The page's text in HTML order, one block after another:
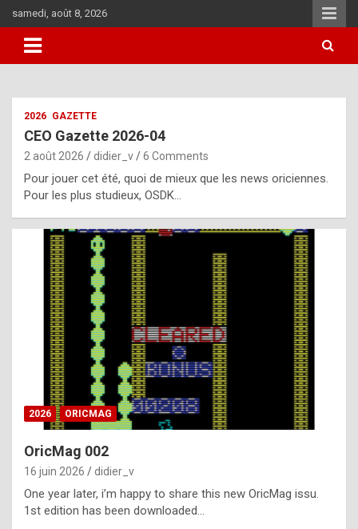
to
content
samedi, août 8, 2026
i
u
l
y
d
i
ff
i
l
t
2026 GAZETTE
CEO Gazette 2026-04
2 août 2026 didier_v 6 Comments
Pour jouer cet été, quoi de mieux que les news oriciennes.
Pour les plus studieux, OSDK…
2026 ORICMAG
OricMag 002
16 juin 2026 didier_v
One year later, i’m happy to share this new OricMag issu.
1st edition has been downloaded…